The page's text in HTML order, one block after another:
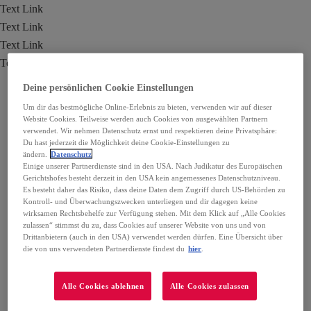
Text Link
Text Link
Text Link
Text Link
Deine persönlichen Cookie Einstellungen
Um dir das bestmögliche Online-Erlebnis zu bieten, verwenden wir auf dieser
Website Cookies. Teilweise werden auch Cookies von ausgewählten Partnern
verwendet. Wir nehmen Datenschutz ernst und respektieren deine Privatsphäre:
Du hast jederzeit die Möglichkeit deine Cookie-Einstellungen zu
ändern.
Datenschutz
Einige unserer Partnerdienste sind in den USA. Nach Judikatur des Europäischen
Gerichtshofes besteht derzeit in den USA kein angemessenes Datenschutzniveau.
Es besteht daher das Risiko, dass deine Daten dem Zugriff durch US-Behörden zu
Kontroll- und Überwachungszwecken unterliegen und dir dagegen keine
wirksamen Rechtsbehelfe zur Verfügung stehen. Mit dem Klick auf „Alle Cookies
zulassen“ stimmst du zu, dass Cookies auf unserer Website von uns und von
Drittanbietern (auch in den USA) verwendet werden dürfen. Eine Übersicht über
die von uns verwendeten Partnerdienste findest du hier
Alle Cookies ablehnen Alle Cookies zulassen